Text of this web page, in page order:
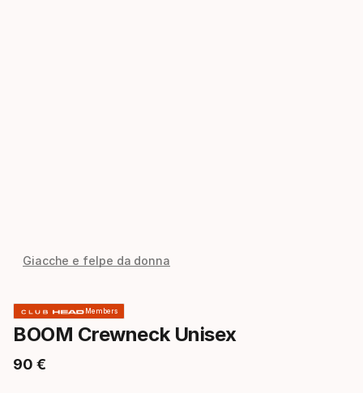
Giacche e felpe da donna
Members
BOOM Crewneck Unisex
90 €
Prezzo finale